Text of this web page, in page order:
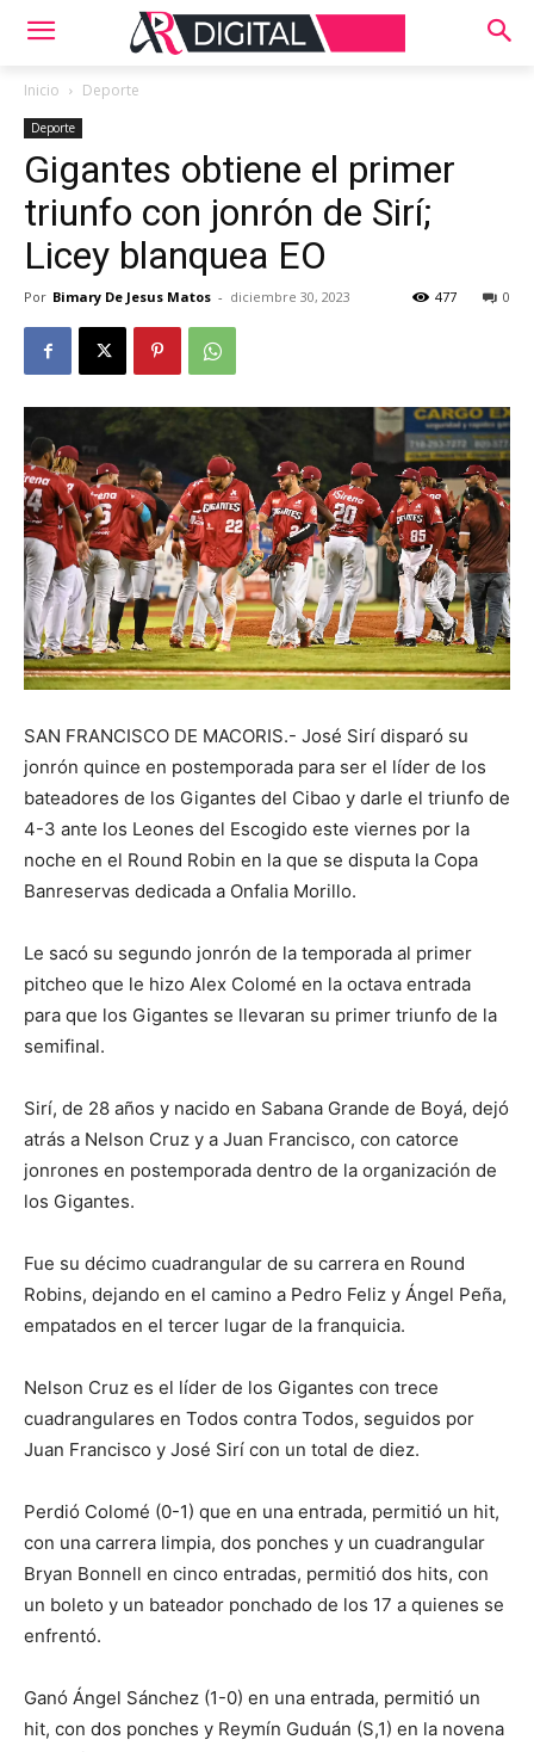
Inicio Deporte
Deporte
Gigantes obtiene el primer
triunfo con jonrón de Sirí;
Licey blanquea EO
Por Bimary De Jesus Matos - diciembre 30, 2023 0
477
SAN FRANCISCO DE MACORIS.- José Sirí disparó su
jonrón quince en postemporada para ser el líder de los
bateadores de los Gigantes del Cibao y darle el triunfo de
4-3 ante los Leones del Escogido este viernes por la
noche en el Round Robin en la que se disputa la Copa
Banreservas dedicada a Onfalia Morillo.
Le sacó su segundo jonrón de la temporada al primer
pitcheo que le hizo Alex Colomé en la octava entrada
para que los Gigantes se llevaran su primer triunfo de la
semifinal.
Sirí, de 28 años y nacido en Sabana Grande de Boyá, dejó
atrás a Nelson Cruz y a Juan Francisco, con catorce
jonrones en postemporada dentro de la organización de
los Gigantes.
Fue su décimo cuadrangular de su carrera en Round
Robins, dejando en el camino a Pedro Feliz y Ángel Peña,
empatados en el tercer lugar de la franquicia.
Nelson Cruz es el líder de los Gigantes con trece
cuadrangulares en Todos contra Todos, seguidos por
Juan Francisco y José Sirí con un total de diez.
Perdió Colomé (0-1) que en una entrada, permitió un hit,
con una carrera limpia, dos ponches y un cuadrangular
Bryan Bonnell en cinco entradas, permitió dos hits, con
un boleto y un bateador ponchado de los 17 a quienes se
enfrentó.
Ganó Ángel Sánchez (1-0) en una entrada, permitió un
hit, con dos ponches y Reymín Guduán (S,1) en la novena